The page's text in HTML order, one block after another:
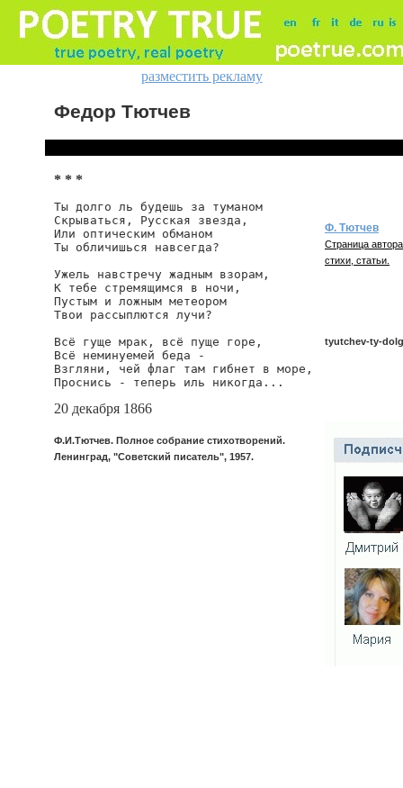
разместить рекламу
Федор Тютчев
* * *
Ты долго ль будешь за туманом
Скрываться, Русская звезда,
Или оптическим обманом
Ты обличишься навсегда?
Ужель навстречу жадным взорам,
К тебе стремящимся в ночи,
Пустым и ложным метеором
Твои рассыплются лучи?
Всё гуще мрак, всё пуще горе,
Всё неминуемей беда -
Взгляни, чей флаг там гибнет в море,
Проснись - теперь иль никогда...
20 декабря 1866
Ф.И.Тютчев. Полное собрание стихотворений.
Ленинград, "Советский писатель", 1957.
Ф. Тютчев
Страница
стихи, статьи.
tyutchev-ty-